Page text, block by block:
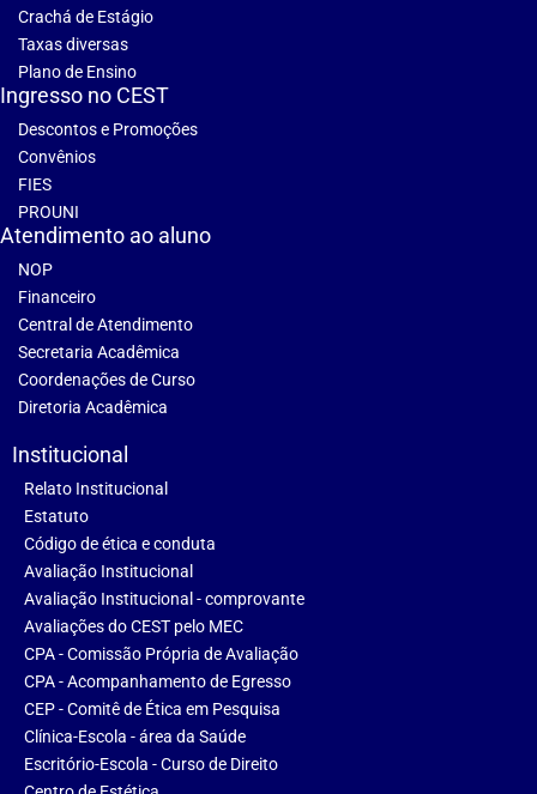
Crachá de Estágio
Taxas diversas
Plano de Ensino
Ingresso no CEST
Descontos e Promoções
Convênios
FIES
PROUNI
Atendimento ao aluno
NOP
Financeiro
Central de Atendimento
Secretaria Acadêmica
Coordenações de Curso
Diretoria Acadêmica
Institucional
Relato Institucional
Estatuto
Código de ética e conduta
Avaliação Institucional
Avaliação Institucional - comprovante
Avaliações do CEST pelo MEC
CPA - Comissão Própria de Avaliação
CPA - Acompanhamento de Egresso
CEP - Comitê de Ética em Pesquisa
Clínica-Escola - área da Saúde
Escritório-Escola - Curso de Direito